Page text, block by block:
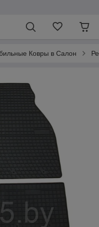
Ковры в Салон